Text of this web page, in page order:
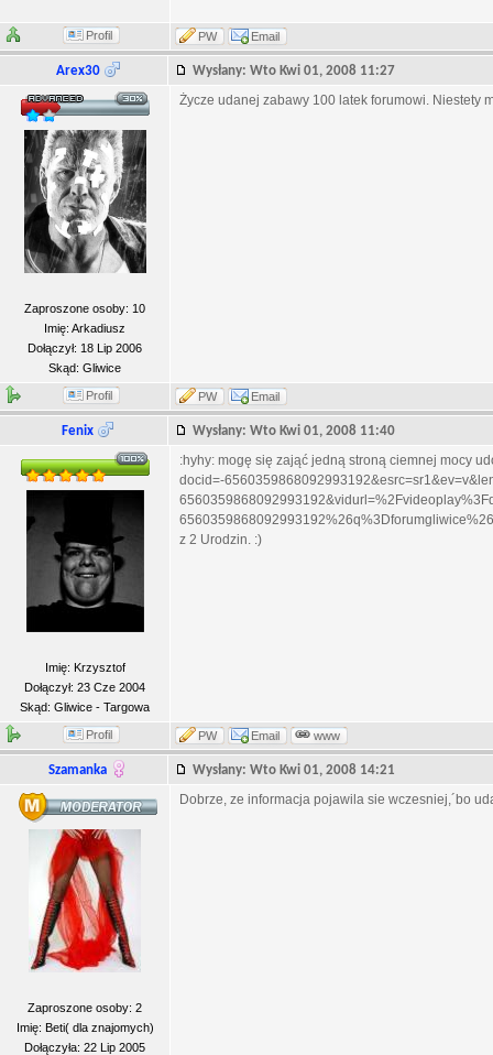
Profil PW Email
Arex30 Wysłany: Wto Kwi 01, 2008 11:27
Zaproszone osoby: 10
Imię: Arkadiusz
Dołączył: 18 Lip 2006
Skąd: Gliwice
Życze udanej zabawy 100 latek forumowi. Niestety
Profil PW Email
Fenix Wysłany: Wto Kwi 01, 2008 11:40
Imię: Krzysztof
Dołączył: 23 Cze 2004
Skąd: Gliwice - Targowa
:hyhy: mogę się zająć jedną stroną ciemnej mocy
docid=-
z 2 Urodzin. :)
Profil PW Email www
Szamanka Wysłany: Wto Kwi 01, 2008 14:21
Zaproszone osoby: 2
Imię: Beti( dla znajomych)
Dołączyła: 22 Lip 2005
Dobrze, ze informacja pojawila sie wczesniej,´bo